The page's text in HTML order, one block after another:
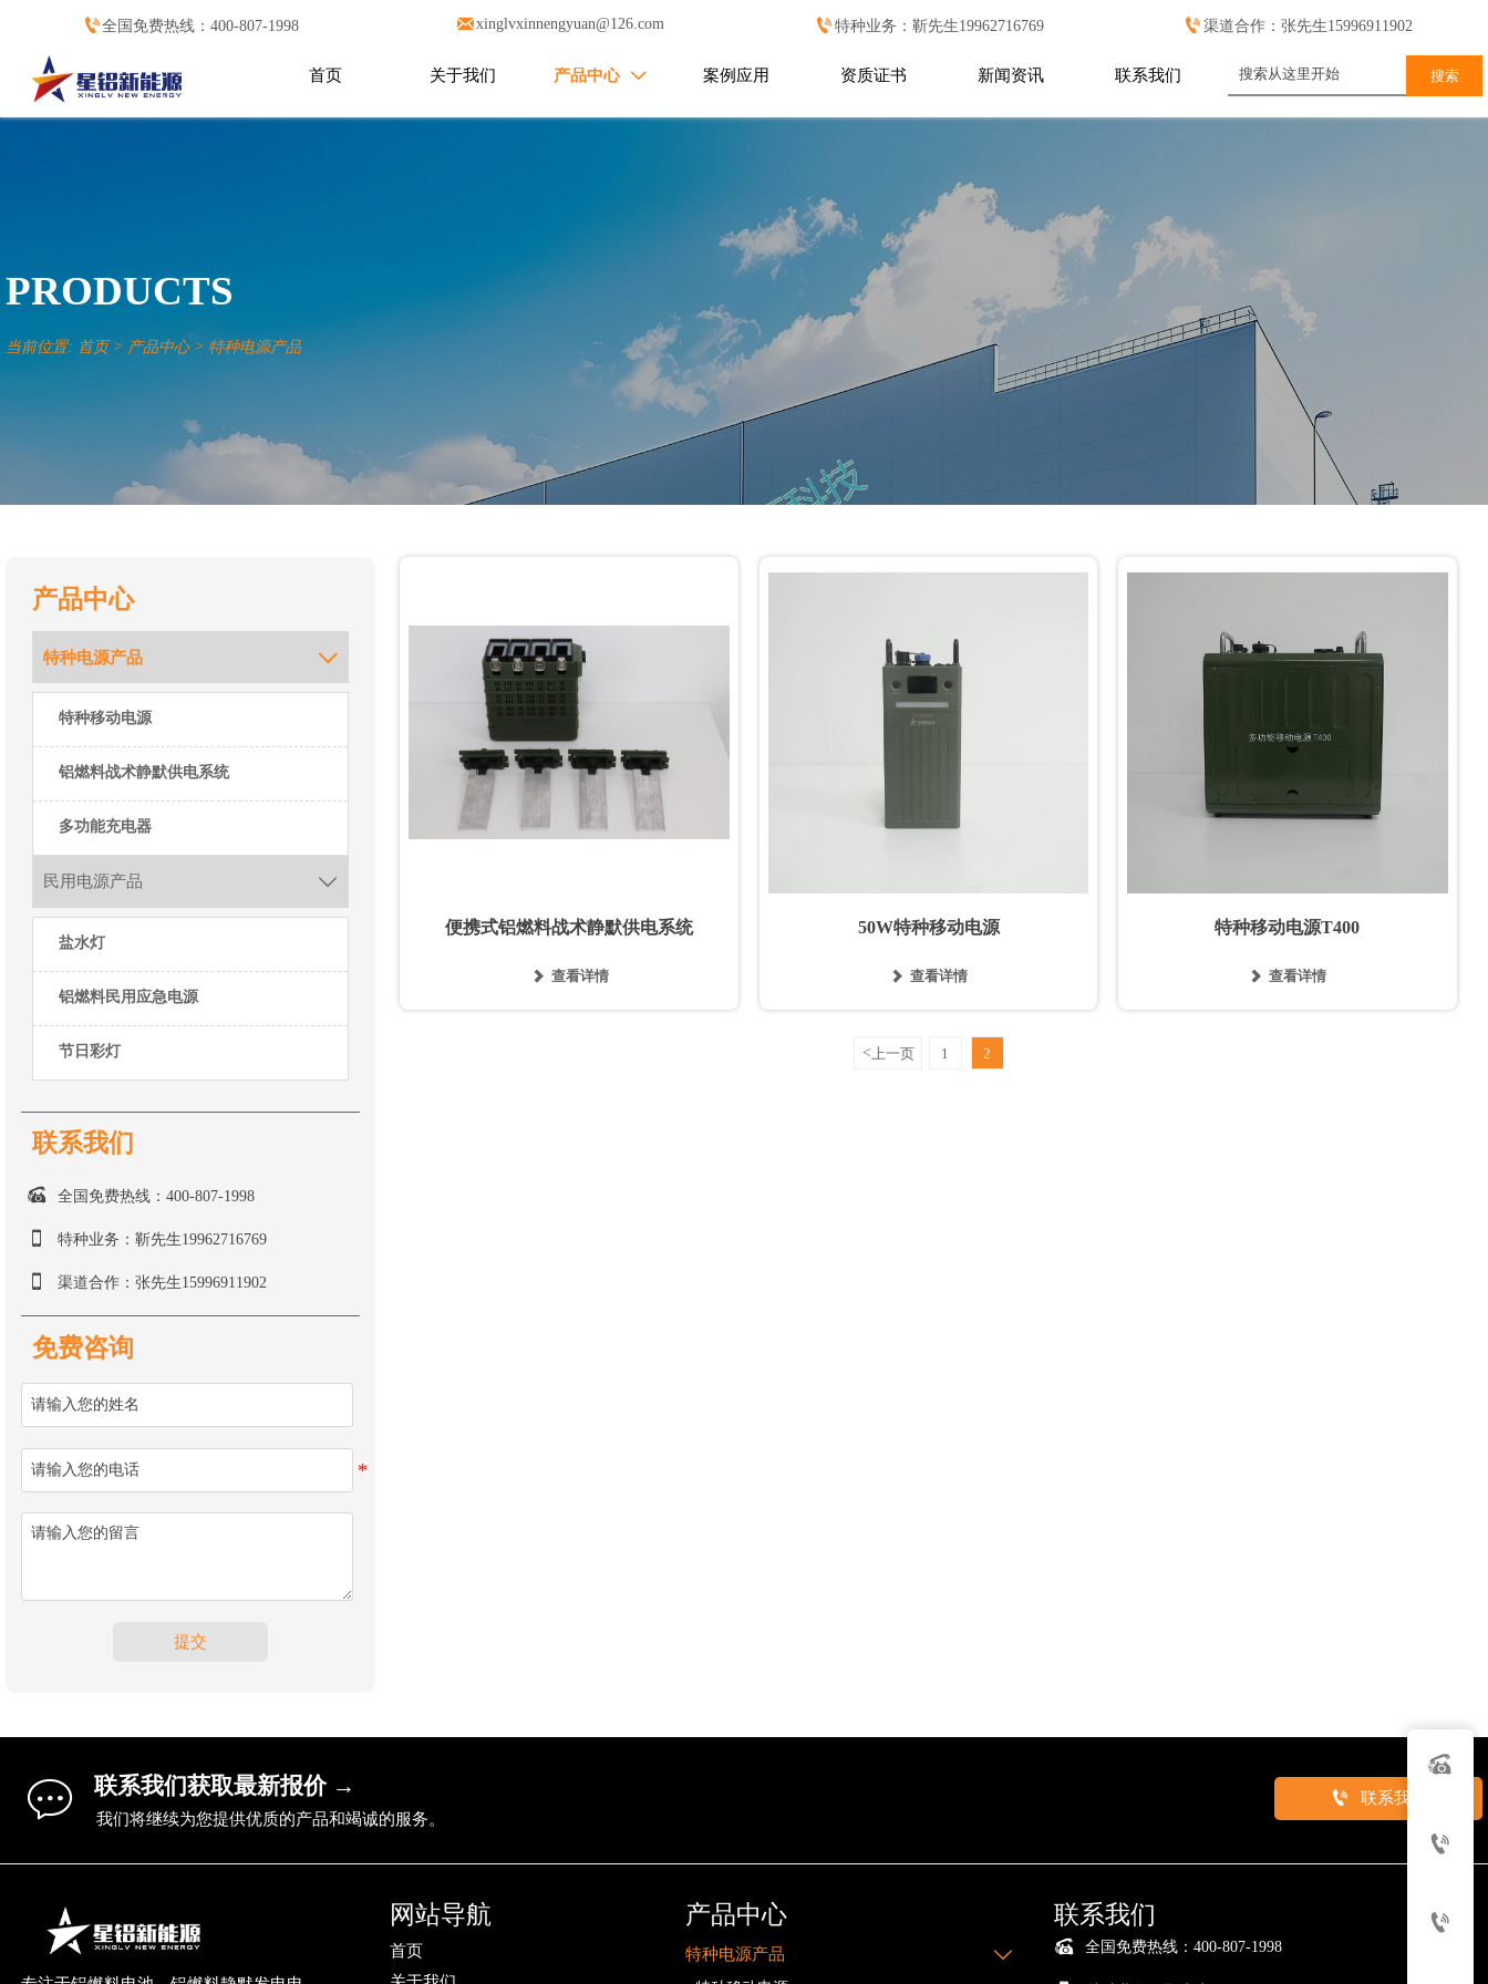
全国免费热线：400-807-1998 xinglvxinnengyuan@126.com 特种业务：靳先生19962716769 渠道合作：张先生15996911902
首页 关于我们 产品中心  案例应用 资质证书 新闻资讯 联系我们 搜索
PRODUCTS
当前位置: 首页> 产品中心> 特种电源产品
产品中心
特种电源产品 
特种移动电源
铝燃料战术静默供电系统
多功能充电器
民用电源产品 
盐水灯
铝燃料民用应急电源
节日彩灯
联系我们
 全国免费热线：400-807-1998
 特种业务：靳先生19962716769
 渠道合作：张先生15996911902
免费咨询
提交
便携式铝燃料战术静默供电系统
 查看详情
50W特种移动电源
 查看详情
特种移动电源T400
 查看详情
<上一页 1 2
 联系我们获取最新报价 →
我们将继续为您提供优质的产品和竭诚的服务。
 联系我们
网站导航
首页
产品中心
特种电源产品

联系我们
 全国免费热线：400-807-1998


